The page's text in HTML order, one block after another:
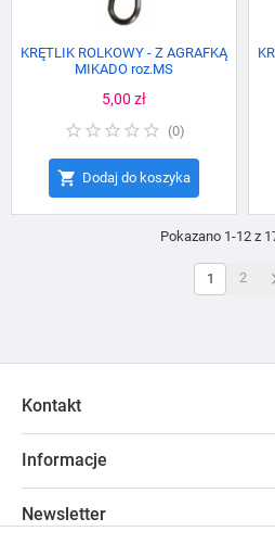
KRĘTLIK ROLKOWY - Z AGRAFKĄ
MIKADO roz.MS
Cena
5,00 zł
(0)
 Dodaj do koszyka
Pokazano 1-12 z
1 2
Kontakt
Informacje
Newsletter